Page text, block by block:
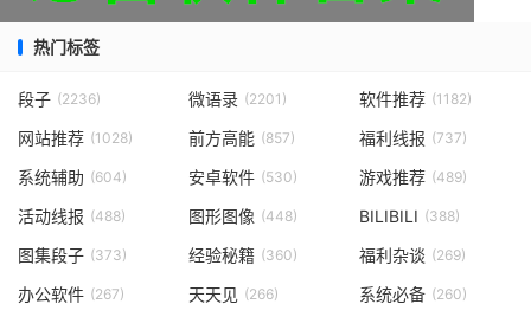
热门标签
段子 (2236) 微语录 (2201) 软件推荐 (1182)
网站推荐 (1028) 前方高能 (857) 福利线报 (737)
系统辅助 (604) 安卓软件 (530) 游戏推荐 (489)
活动线报 (488) 图形图像 (448) BILIBILI (388)
图集段子 (373) 经验秘籍 (360) 福利杂谈 (269)
办公软件 (267) 天天见 (266) 系统必备 (260)